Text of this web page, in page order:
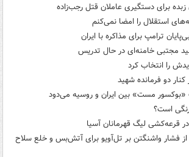
برای دستگیری عاملان قتل رجب‌زاده
استقلال را امضا نمی‌کنم
ترامپ برای مذاکره با ایران
مجتبی خامنه‌ای در حال تدریس
را انتخاب کرد
دو فرمانده شهید
«بوکسور مست» بین ایران و روسیه می‌دود
است؟
قرعه‌کشی لیگ قهرمانان آسیا
از فشار واشنگتن بر تل‌آویو برای آتش‌بس و خلع سلاح